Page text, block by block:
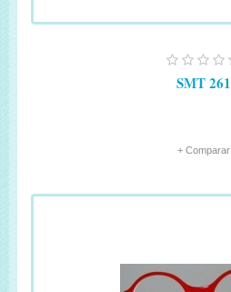
SMT 261
+ Comparar